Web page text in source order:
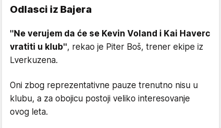
Odlasci iz Bajera
''Ne verujem da će se Kevin Voland i Kai Haverc
vratiti u klub'', rekao je Piter Boš, trener ekipe iz
Lverkuzena.
Oni zbog reprezentativne pauze trenutno nisu u
klubu, a za obojicu postoji veliko interesovanje
ovog leta.